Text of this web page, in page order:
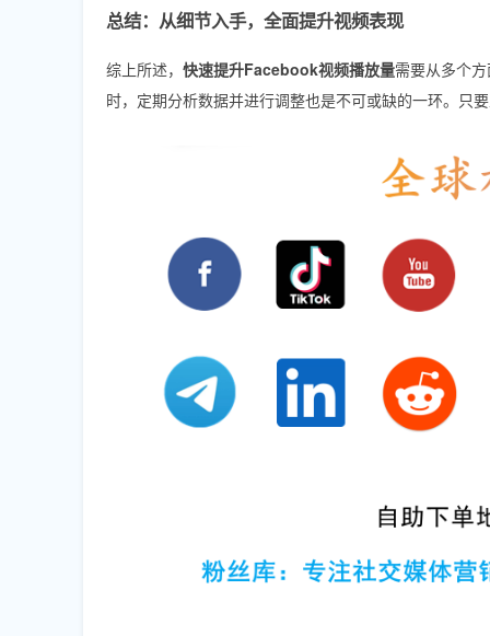
总结：从细节入手，全面提升视频表现
综上所述， 快速提升Facebook视频播放量需要从多个
时，定期分析数据并进行调整也是不可或缺的一环。只